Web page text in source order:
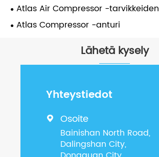
Atlas Air Compressor -tarvikkeiden
huoltopakkaus
Atlas Compressor -anturi
Lähetä kysely
Yhteystiedot
 Osoite
Bainishan North Road,
Dalingshan City,